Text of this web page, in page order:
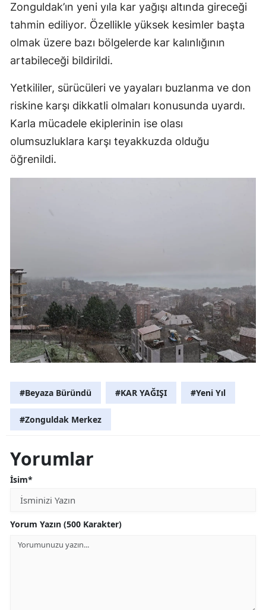
Zonguldak’ın yeni yıla kar yağışı altında gireceği
tahmin ediliyor. Özellikle yüksek kesimler başta
olmak üzere bazı bölgelerde kar kalınlığının
artabileceği bildirildi.
Yetkililer, sürücüleri ve yayaları buzlanma ve don
riskine karşı dikkatli olmaları konusunda uyardı.
Karla mücadele ekiplerinin ise olası
olumsuzluklara karşı teyakkuzda olduğu
öğrenildi.
#Beyaza Büründü #KAR YAĞIŞI #Yeni Yıl
#Zonguldak Merkez
Yorumlar
İsim*
Yorum Yazın (500 Karakter)